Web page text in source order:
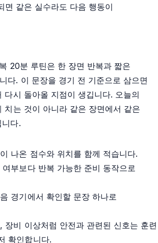
면 같은 실수라도 다음 행동이
20분 루틴은 한 장면 반복과 짧은
다. 이 문장을 경기 전 기준으로 삼으면
다시 돌아올 지점이 생깁니다. 오늘의
치는 것이 아니라 같은 장면에서 같은
다.
나온 점수와 위치를 함께 적습니다.
부보다 반복 가능한 준비 동작으로
경기에서 확인할 문장 하나로
장비 이상처럼 안전과 관련된 신호는 훈련
확인합니다.